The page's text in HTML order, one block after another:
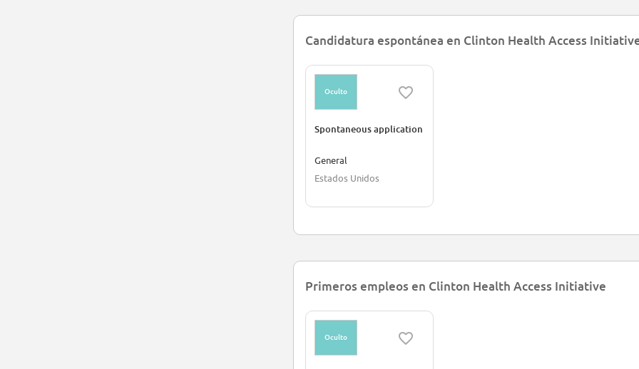
Candidatura espontánea en Clinton Health Access
Oculto
Spontaneous application
General
Estados Unidos
Primeros empleos en Clinton Health Access Initiative
Oculto